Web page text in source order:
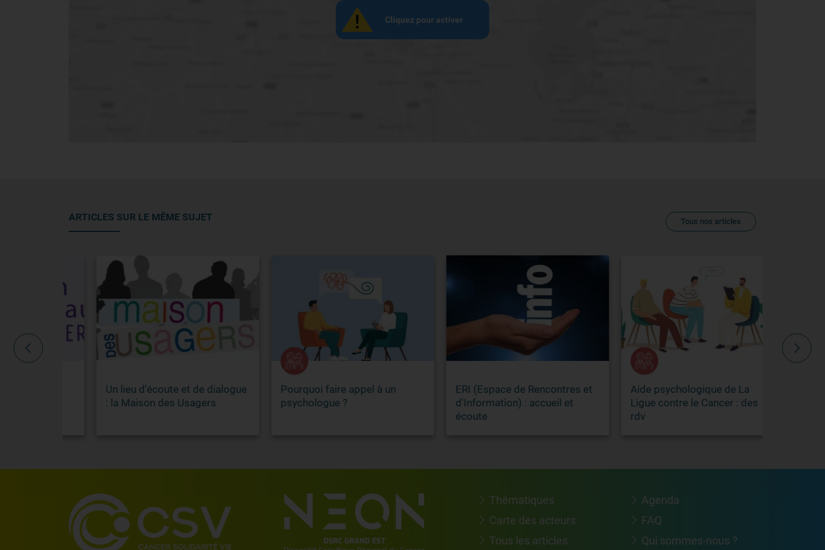
Cliquez pour activer
ARTICLES SUR LE MÊME SUJET Tous nos articles
Un lieu d'écoute et de dialogue
: la Maison des Usagers
Pourquoi faire appel à un
psychologue ?
ERI (Espace de Rencontres et
d'Information) : accueil et
écoute
Aide psychologique de La
Ligue contre le Cancer : des
Thématiques
Carte des acteurs
Tous les articles
Agenda
FAQ
Qui sommes-nous ?